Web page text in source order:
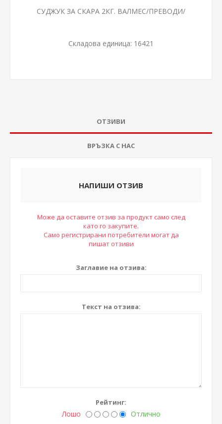
СУДЖУК ЗА СКАРА 2КГ. ВАЛМЕС/ПРЕВОДИ/
Складова единица: 16421
ОТЗИВИ
ВРЪЗКА С НАС
НАПИШИ ОТЗИВ
Може да оставите отзив за продукт само след
като го закупите.
Само регистрирани потребители могат да
пишат отзиви
Заглавие на отзива:
Текст на отзива:
Рейтинг:
Лошо Отлично